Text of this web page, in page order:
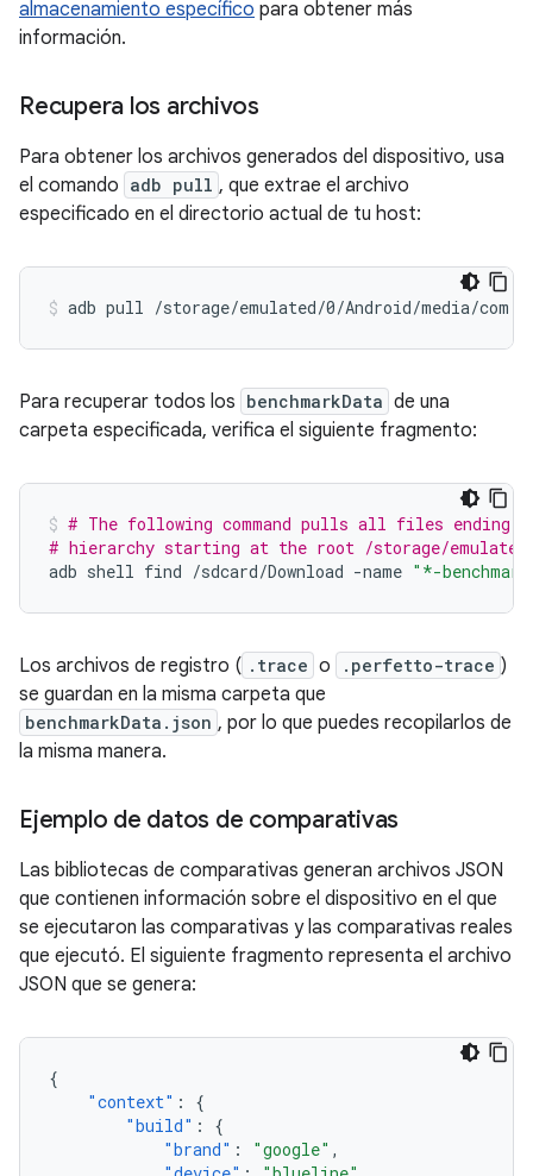
almacenamiento específico para obtener más
información.
Recupera los archivos
Para obtener los archivos generados del dispositivo, usa
el comando adb pull , que extrae el archivo
especificado en el directorio actual de tu host:
adb pull /storage/emulated/0/Android/media/
Para recuperar todos los benchmarkData de una
carpeta especificada, verifica el siguiente fragmento:
# The following command pulls all files ending
# hierarchy starting at the root /storage/
adb shell find /sdcard/Download -name "*-
Los archivos de registro ( .trace o .perfetto-trace )
se guardan en la misma carpeta que
benchmarkData.json , por lo que puedes recopilarlos de
la misma manera.
Ejemplo de datos de comparativas
Las bibliotecas de comparativas generan archivos JSON
que contienen información sobre el dispositivo en el que
se ejecutaron las comparativas y las comparativas reales
que ejecutó. El siguiente fragmento representa el archivo
JSON que se genera:
{
"context" :
{
"build" :
{
"brand" : "google" ,